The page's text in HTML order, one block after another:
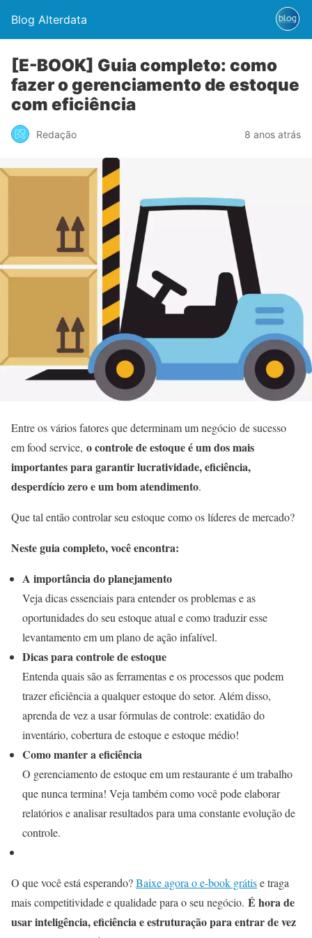
Blog Alterdata
[E-BOOK] Guia completo: como
fazer o gerenciamento de estoque
com eficiência
Redação 8 anos atrás
Entre os vários fatores que determinam um negócio de sucesso
em food service, o controle de estoque é um dos mais
importantes para garantir lucratividade, eficiência,
desperdício zero e um bom atendimento.
Que tal então controlar seu estoque como os líderes de mercado?
Neste guia completo, você encontra:
A importância do planejamento
Veja dicas essenciais para entender os problemas e as
oportunidades do seu estoque atual e como traduzir esse
levantamento em um plano de ação infalível.
Dicas para controle de estoque
Entenda quais são as ferramentas e os processos que podem
trazer eficiência a qualquer estoque do setor. Além disso,
aprenda de vez a usar fórmulas de controle: exatidão do
inventário, cobertura de estoque e estoque médio!
Como manter a eficiência
O gerenciamento de estoque em um restaurante é um trabalho
que nunca termina! Veja também como você pode elaborar
relatórios e analisar resultados para uma constante evolução de
controle.
O que você está esperando?Baixe agora o e-book grátise traga
mais competitividade e qualidade para o seu negócio. É hora de
usar inteligência, eficiência e estruturação para entrar de vez